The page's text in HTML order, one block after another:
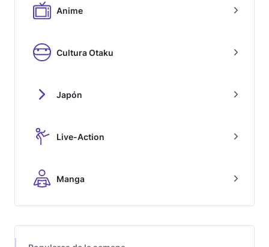
Anime
Cultura Otaku
Japón
Live-Action
Manga